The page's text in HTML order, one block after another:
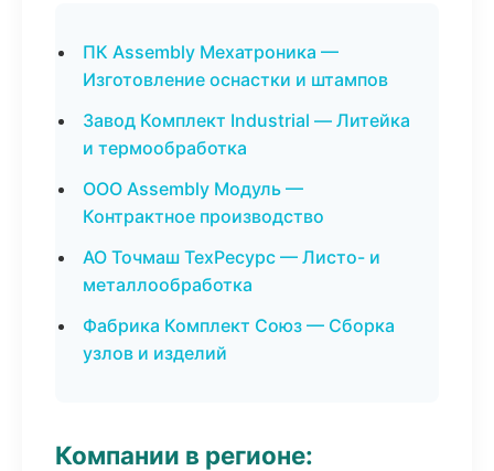
ПК Assembly Мехатроника —
Изготовление оснастки и штампов
Завод Комплект Industrial — Литейка
и термообработка
ООО Assembly Модуль —
Контрактное производство
АО Точмаш ТехРесурс — Листо- и
металлообработка
Фабрика Комплект Союз — Сборка
узлов и изделий
Компании в регионе: